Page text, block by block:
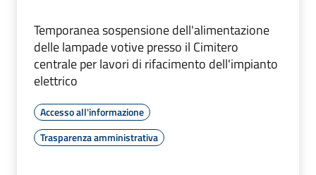
Temporanea sospensione dell'alimentazione
delle lampade votive presso il Cimitero
centrale per lavori di rifacimento dell'impianto
elettrico
Accesso all'informazione
Trasparenza amministrativa